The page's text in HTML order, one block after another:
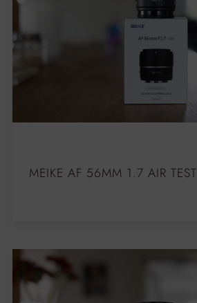
MEIKE AF 56MM 1.7 AIR TEST